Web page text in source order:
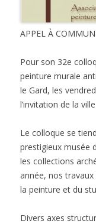
APPEL À
Pour son 32e
peinture murale
le Gard, les
l’invitation de la
Le colloque se
prestigieux musée
les collections
année, nos
la peinture et du
Divers axes